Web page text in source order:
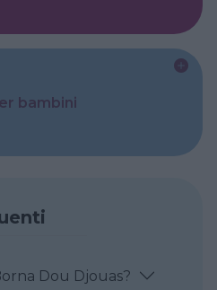
bambini
trova La Borna Dou Djouas?